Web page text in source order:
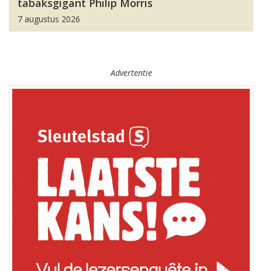
tabaksgigant Philip Morris
7 augustus 2026
Advertentie